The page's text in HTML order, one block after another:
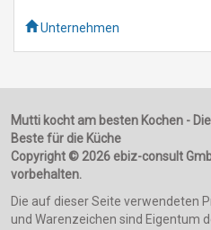
Unternehmen
Mutti kocht am besten Kochen -
Beste für die Küche
Copyright © 2026 ebiz-consult
vorbehalten.
Die auf dieser Seite verwendeten
und Warenzeichen sind Eigentum